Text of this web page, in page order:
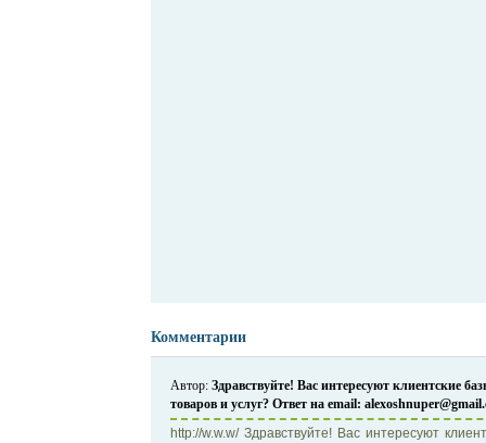
Комментарии
Автор: Здравствуйте! Вас интересуют клиентские
товаров и услуг? Ответ на email:
http://w.w.w/ Здравствуйте! Вас интересуют